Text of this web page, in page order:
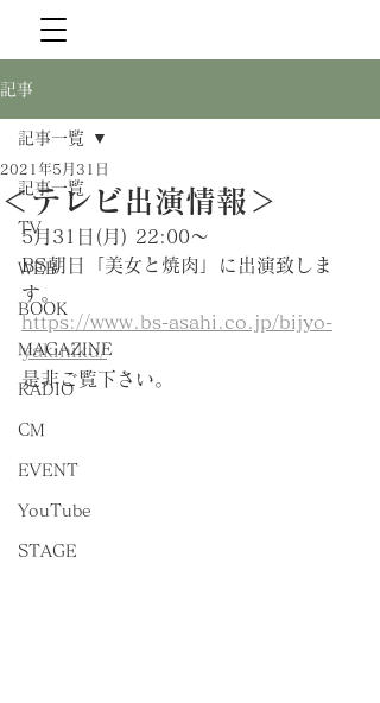
記事
記事一覧
TV
WEB
BOOK
MAGAZINE
RADIO
CM
EVENT
YouTube
STAGE
記事一覧
＜テレビ出演情報＞
2021年5月31日
5月31日(月) 22:00〜
BS朝日「美女と焼肉」に出演致しま
す。
https://www.bs-asahi.co.jp/bijyo-
yakiniku/
是非ご覧下さい。